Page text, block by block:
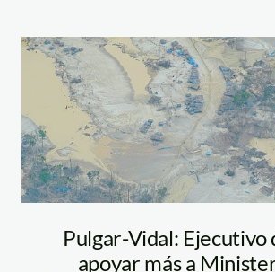
Pulgar-Vidal: Ejecutivo
apoyar más a